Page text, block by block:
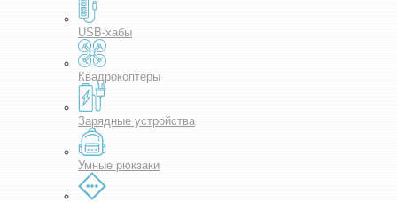
USB-хабы
Квадрокоптеры
Зарядные устройства
Умные рюкзаки